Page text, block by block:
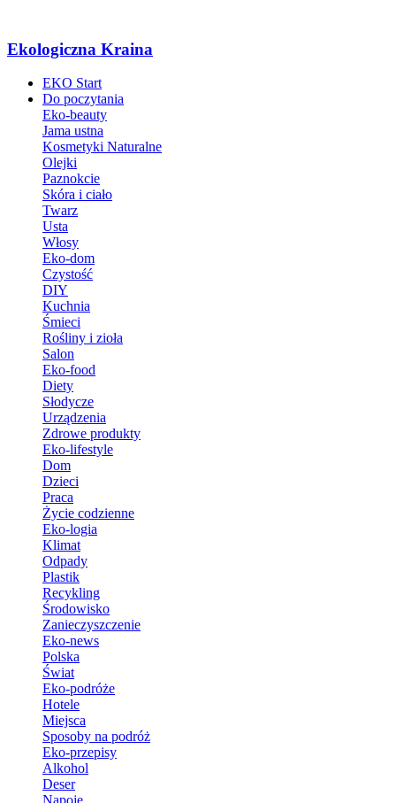
Ekologiczna Kraina
EKO Start
Do poczytania
Eko-beauty
Jama ustna
Kosmetyki Naturalne
Olejki
Paznokcie
Skóra i ciało
Twarz
Usta
Włosy
Eko-dom
Czystość
DIY
Kuchnia
Śmieci
Rośliny i zioła
Salon
Eko-food
Diety
Słodycze
Urządzenia
Zdrowe produkty
Eko-lifestyle
Dom
Dzieci
Praca
Życie codzienne
Eko-logia
Klimat
Odpady
Plastik
Recykling
Środowisko
Zanieczyszczenie
Eko-news
Polska
Świat
Eko-podróże
Hotele
Miejsca
Sposoby na podróż
Eko-przepisy
Alkohol
Deser